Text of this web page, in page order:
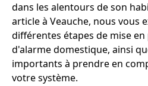
dans les alentours de son
article à Veauche, nous vous
différentes étapes de mise
d'alarme domestique, ainsi
importants à prendre en
votre système.